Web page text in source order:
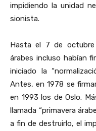
impidiendo la unidad
sionista.
Hasta el 7 de octubre
árabes incluso habían
iniciado la
Antes, en 1978 se
en 1993 los de Oslo.
llamada “primavera
a fin de destruirlo, el